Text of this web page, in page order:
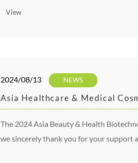
View
2024/08/13 NEWS
Asia Healthcare & Medical
The 2024 Asia Beauty & Health
we sincerely thank you for your support